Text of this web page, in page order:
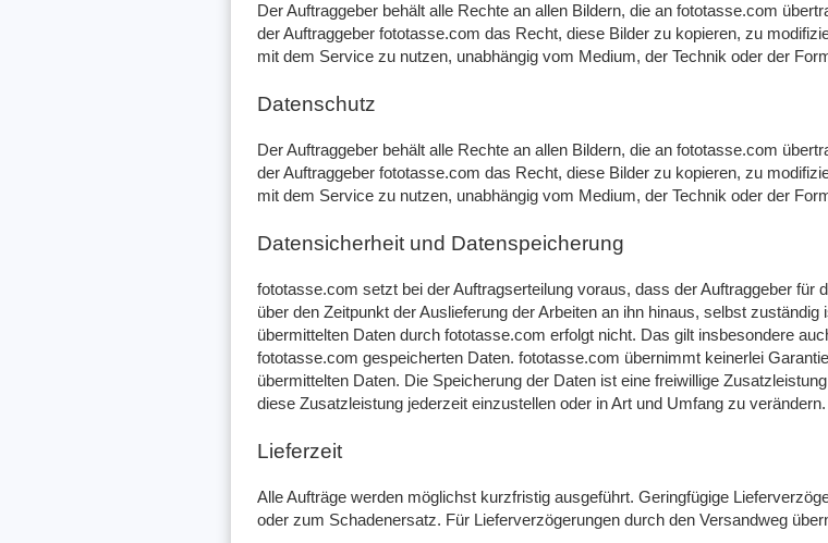
Der Auftraggeber behält alle Rechte an allen Bildern, die an fototasse.com
der Auftraggeber fototasse.com das Recht, diese Bilder zu kopieren, zu
mit dem Service zu nutzen, unabhängig vom Medium, der Technik oder der
Datenschutz
Der Auftraggeber behält alle Rechte an allen Bildern, die an fototasse.com
der Auftraggeber fototasse.com das Recht, diese Bilder zu kopieren, zu
mit dem Service zu nutzen, unabhängig vom Medium, der Technik oder der
Datensicherheit und Datenspeicherung
fototasse.com setzt bei der Auftragserteilung voraus, dass der Auftraggeber für
über den Zeitpunkt der Auslieferung der Arbeiten an ihn hinaus, selbst
übermittelten Daten durch fototasse.com erfolgt nicht. Das gilt insbesondere
fototasse.com gespeicherten Daten. fototasse.com übernimmt keinerlei
übermittelten Daten. Die Speicherung der Daten ist eine freiwillige
diese Zusatzleistung jederzeit einzustellen oder in Art und Umfang zu verändern.
Lieferzeit
Alle Aufträge werden möglichst kurzfristig ausgeführt. Geringfügige
oder zum Schadenersatz. Für Lieferverzögerungen durch den Versandweg